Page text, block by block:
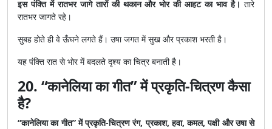
इस पंक्ति में रातभर जागे तारों की थकान और भोर की आहट का भाव है। तारे
रातभर जागते रहे।
सुबह होते ही वे ऊँघने लगते हैं। उषा जगत में सुख और प्रकाश भरती है।
यह पंक्ति रात से भोर में बदलते दृश्य का चित्र बनाती है।
20. “कानेलिया का गीत” में प्रकृति-चित्रण कैसा
है?
“कानेलिया का गीत” में प्रकृति-चित्रण रंग, प्रकाश, हवा, कमल, पक्षी और उषा से